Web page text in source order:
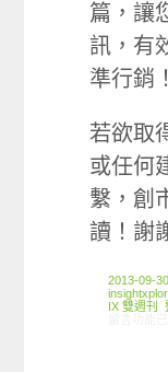
篇，讓
訊，有
準行銷！
若欲取
或任何
繫，創
讀！謝
2013-09-30
IX 雙週刊
,